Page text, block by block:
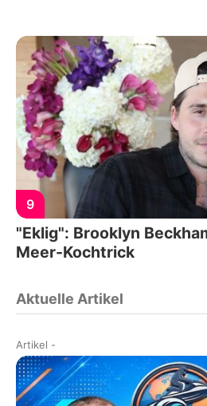
9
"Eklig": Brooklyn
Meer-Kochtrick
Aktuelle Artikel
Artikel -